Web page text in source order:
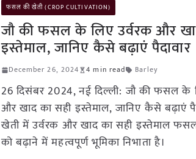
फसल की खेती (CROP CULTIVATION)
जौ की फसल के लिए उर्वरक और
इस्तेमाल, जानिए कैसे बढ़ाएं पैदावार
December 26, 2024 4 min read Barley
26 दिसंबर 2024, नई दिल्ली: जौ की फसल के
और खाद का सही इस्तेमाल, जानिए कैसे बढ़ाएं
खेती में उर्वरक और खाद का सही इस्तेमाल
को बढ़ाने में महत्वपूर्ण भूमिका निभाता है।